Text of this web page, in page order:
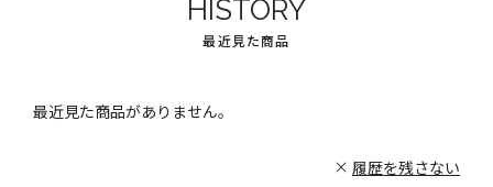
HISTORY
最近見た商品
最近見た商品がありません。
履歴を残さない